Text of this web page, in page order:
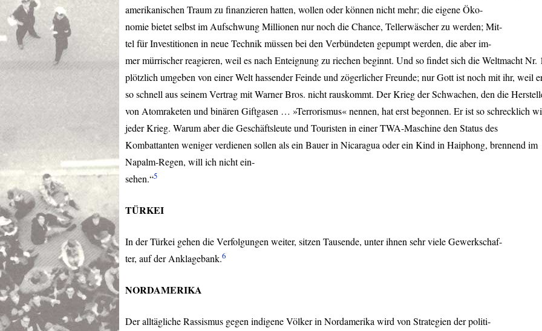
amerikanischen Traum zu finanzieren hatten, wollen oder können nicht mehr; die eigene Öko-
nomie bietet selbst im Aufschwung Millionen nur noch die Chance, Tellerwäscher zu werden; Mit-
tel für Investitionen in neue Technik müssen bei den Verbündeten gepumpt werden, die aber im-
mer mürrischer reagieren, weil es nach Enteignung zu riechen beginnt. Und so findet sich die Weltmacht Nr.
plötzlich umgeben von einer Welt hassender Feinde und zögerlicher Freunde; nur Gott ist noch mit ihr, weil
so schnell aus seinem Vertrag mit Warner Bros. nicht rauskommt. Der Krieg der Schwachen, den die
von Atomraketen und binären Giftgasen … »Terrorismus« nennen, hat erst begonnen. Er ist so schrecklich
jeder Krieg. Warum aber die Geschäftsleute und Touristen in einerTWA-Maschine den Status des
Kombattanten weniger verdienen sollen als ein Bauer in Nicaragua oder ein Kind in Haiphong, brennend im
Napalm-Regen, will ich nicht ein-
sehen.“5
TÜRKEI
In der Türkei gehen die Verfolgungen weiter, sitzen Tausende, unter ihnen sehr viele Gewerkschaf-
ter, auf der Anklagebank.6
NORDAMERIKA
Der alltägliche Rassismus gegen indigene Völker in Nordamerika wird von Strategien der politi-